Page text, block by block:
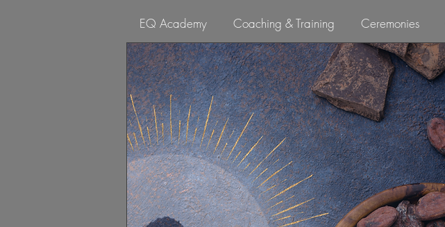
EQ Academy Coaching & Training Ceremonies